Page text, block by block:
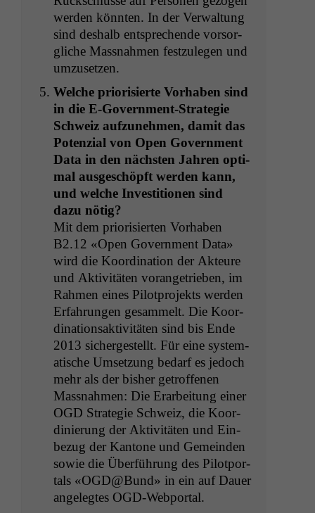
wer­den kön­nten. In der Ver­wal­tung
sind deshalb entsprechende vor­sor­
gliche Mass­nah­men festzule­gen und
umzusetzen.
Welche pri­or­isierte Vorhaben sind
in die E‑Gov­ern­ment-Strate­gie
Schweiz aufzunehmen, damit das
Poten­zial von Open Gov­ern­ment
Data in den näch­sten Jahren opti­
mal aus­geschöpft wer­den kann,
und welche Investi­tio­nen sind
dazu nötig?
Mit dem pri­or­isierten Vorhaben
B2.12 «Open Gov­ern­ment Data»
wird die Koor­di­na­tion der Akteure
und Aktiv­itäten vor­angetrieben, im
Rah­men eines Pilot­pro­jek­ts wer­den
Erfahrun­gen gesam­melt. Die Koor­
di­na­tion­sak­tiv­itäten sind bis Ende
2013 sichergestellt. Für eine sys­tem­
a­tis­che Umset­zung bedarf es jedoch
mehr als der bish­er getrof­fe­nen
Mass­nah­men: Die Erar­beitung ein­er
OGD Strate­gie Schweiz, die Koor­
dinierung der Aktiv­itäten und Ein­
bezug der Kan­tone und Gemein­den
sowie die Über­führung des Pilot­por­
tals «OGD@Bund» in ein auf Dauer
angelegtes OGD-Webportal.